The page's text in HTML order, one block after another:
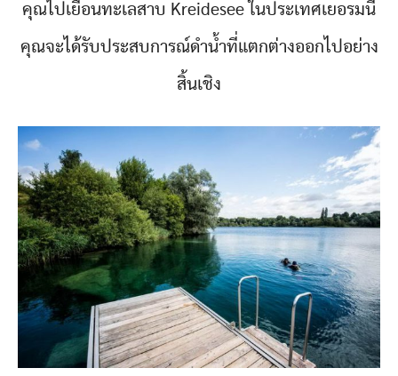
คุณไปเยือนทะเลสาบ Kreidesee ในประเทศเยอรมนี
คุณจะได้รับประสบการณ์ดำน้ำที่แตกต่างออกไปอย่าง
สิ้นเชิง